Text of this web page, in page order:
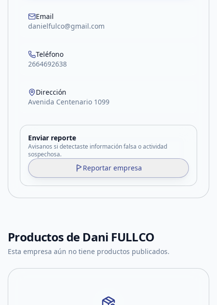
Email
danielfulco@gmail.com
Teléfono
2664692638
Dirección
Avenida Centenario 1099
Enviar reporte
Avisanos si detectaste información falsa o actividad
sospechosa.
Reportar empresa
Productos de Dani FULLCO
Esta empresa aún no tiene productos publicados.